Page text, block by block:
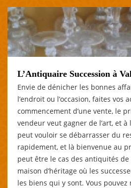
L’Antiquaire Succession à
Envie de dénicher les bonnes
l’endroit ou l’occasion, faites vos
commencement d’une vente, le
vendeur veut gagner de l’art, et
peut vouloir se débarrasser du
rapidement, et là bienvenue au
peut être le cas des antiquités
maison d’héritage où les
les biens qui y sont. Vous pouvez